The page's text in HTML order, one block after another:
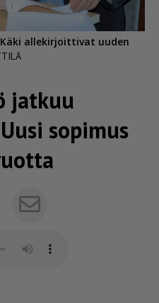
allekirjoittivat uuden
jatkuu
sopimus
Sähköposti